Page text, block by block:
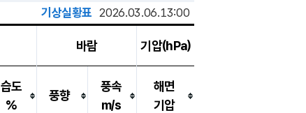
기상실황표 2026.03.06.13:00
바람 기압(hPa)
습도
%
풍향
풍속
m/s
해면
기압